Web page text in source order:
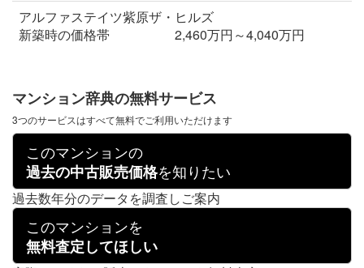
アルファステイツ紫原ザ・ヒルズ
新築時の価格帯 2,460万円～4,040万円
マンション辞典の無料サービス
3つのサービスはすべて無料でご利用いただけます
このマンションの
過去の中古販売価格を知りたい
過去数年分のデータを調査しご案内
このマンションを
無料査定してほしい